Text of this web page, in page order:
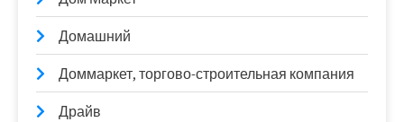
Домашний
Доммаркет, торгово-строительная компания
Драйв